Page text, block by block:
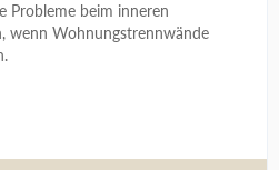
Probleme beim inneren
wenn Wohnungstrennwände